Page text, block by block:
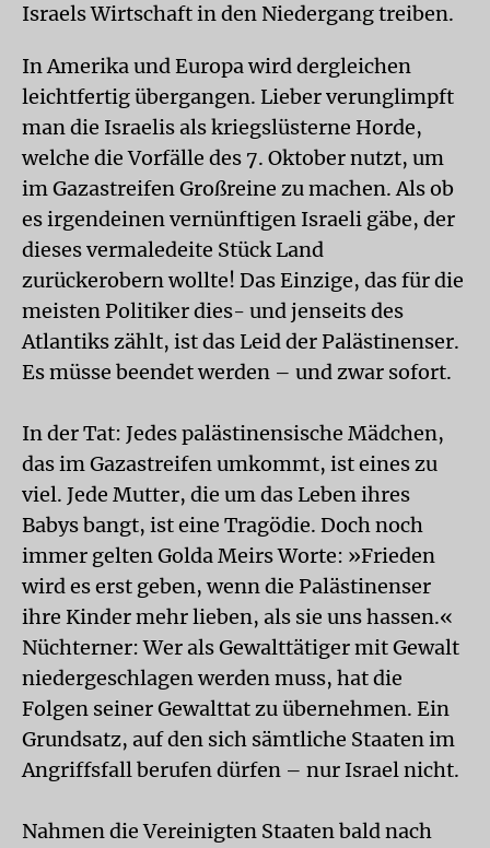
Israels Wirtschaft in den Niedergang treiben.
In Amerika und Europa wird dergleichen
leichtfertig übergangen. Lieber verunglimpft
man die Israelis als kriegslüsterne Horde,
welche die Vorfälle des 7. Oktober nutzt, um
im Gazastreifen Großreine zu machen. Als ob
es irgendeinen vernünftigen Israeli gäbe, der
dieses vermaledeite Stück Land
zurückerobern wollte! Das Einzige, das für die
meisten Politiker dies- und jenseits des
Atlantiks zählt, ist das Leid der Palästinenser.
Es müsse beendet werden – und zwar sofort.
In der Tat: Jedes palästinensische Mädchen,
das im Gazastreifen umkommt, ist eines zu
viel. Jede Mutter, die um das Leben ihres
Babys bangt, ist eine Tragödie. Doch noch
immer gelten Golda Meirs Worte: »Frieden
wird es erst geben, wenn die Palästinenser
ihre Kinder mehr lieben, als sie uns hassen.«
Nüchterner: Wer als Gewalttätiger mit Gewalt
niedergeschlagen werden muss, hat die
Folgen seiner Gewalttat zu übernehmen. Ein
Grundsatz, auf den sich sämtliche Staaten im
Angriffsfall berufen dürfen – nur Israel nicht.
Nahmen die Vereinigten Staaten bald nach